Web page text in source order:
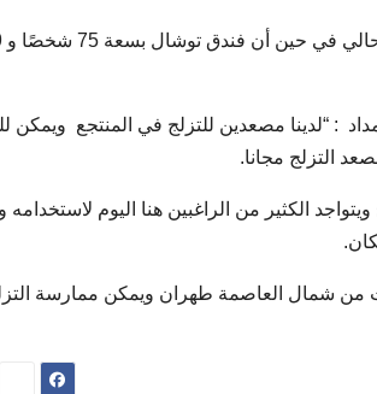
: “لدينا مصعدين للتزلج في المنتجع ويمكن
التزلج مجانا.
الكثير من الراغبين هنا اليوم
للتزلج علي الجلید علي بعد 5 کیلومترات من شمال العاصمة طهران